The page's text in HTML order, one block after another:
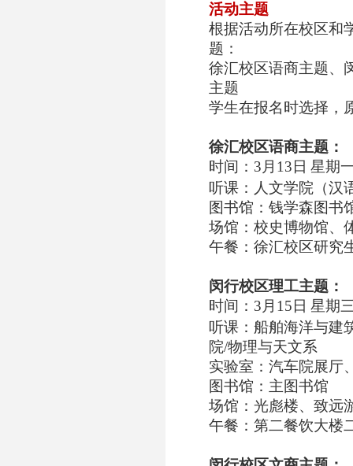
活动主题
根据活动所在校区和
题：
徐汇校区语商主题、
主题
学生在报名时选择，
徐汇校区语商主题：
时间： 3 月 13 日 星期
听课：人文学院（汉
图书馆：钱学森图书
场馆：校史博物馆、
午餐：徐汇校区研究
闵行校区理工主题：
时间： 3 月 15 日 星期
听课：船舶海洋与建
院/物理与天文系
实验室：汽车院展厅
图书馆：主图书馆
场馆：光彪楼、致远
午餐：第二餐饮大楼